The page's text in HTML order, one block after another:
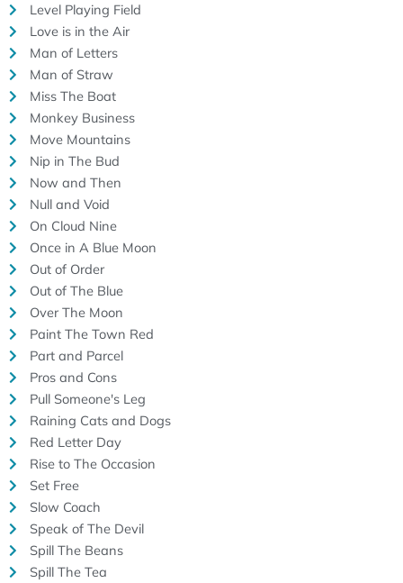
Level Playing Field
Love is in the Air
Man of Letters
Man of Straw
Miss The Boat
Monkey Business
Move Mountains
Nip in The Bud
Now and Then
Null and Void
On Cloud Nine
Once in A Blue Moon
Out of Order
Out of The Blue
Over The Moon
Paint The Town Red
Part and Parcel
Pros and Cons
Pull Someone's Leg
Raining Cats and Dogs
Red Letter Day
Rise to The Occasion
Set Free
Slow Coach
Speak of The Devil
Spill The Beans
Spill The Tea